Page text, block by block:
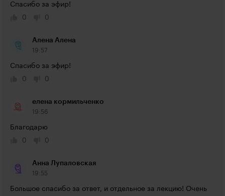
Спасибо за эфир!
0
0
Алена Алена
19:57
Спасибо за эфир!
0
0
елена кормильченко
19:56
Благодарю
0
0
Анна Лупаловская
19:55
Большое спасибо за ответ, и отдельное за лекцию! Очень